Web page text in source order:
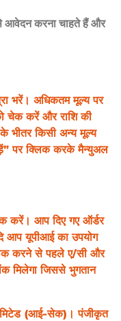
करना चाहते हैं और
भरें। अधिकतम मूल्य पर
चेक करें और राशि की
भीतर किसी अन्य मूल्य
पर क्लिक करके मैन्युअल
करें। आप दिए गए ऑर्डर
आप यूपीआई का उपयोग
करने से पहले ए/सी और
मिलेगा जिससे भुगतान
(आई-सेक)। पंजीकृत